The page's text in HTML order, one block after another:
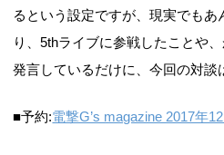
るという設定ですが、現実でもあ
り、5thライブに参戦したことや
発言しているだけに、今回の対談
■予約:電撃G’s magazine 2017年